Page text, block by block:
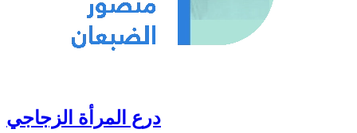
درع المرأة الزجاجي